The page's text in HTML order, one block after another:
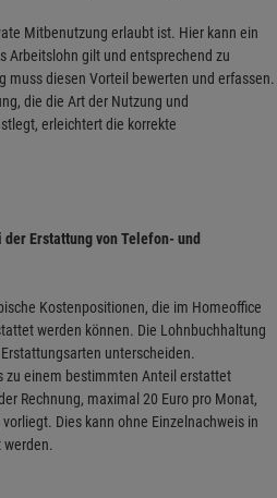
Mitbenutzung erlaubt ist. Hier kann ein
Arbeitslohn gilt und entsprechend zu
muss diesen Vorteil bewerten und erfassen.
die die Art der Nutzung und
erleichtert die korrekte
Erstattung von Telefon- und
Kostenpositionen, die im Homeoffice
werden können. Die Lohnbuchhaltung
unterscheiden.
zu einem bestimmten Anteil erstattet
Rechnung, maximal 20 Euro pro Monat,
Dies kann ohne Einzelnachweis in